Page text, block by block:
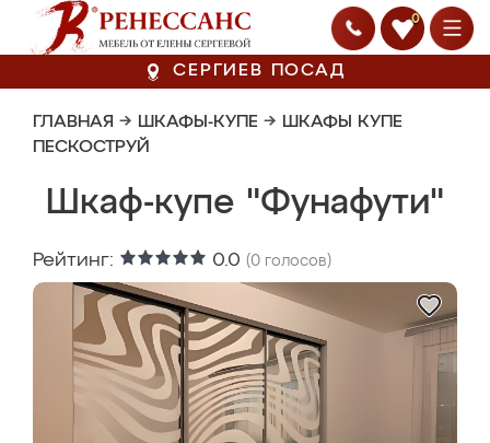
0
СЕРГИЕВ ПОСАД
ГЛАВНАЯ → ШКАФЫ-КУПЕ → ШКАФЫ КУПЕ
ПЕСКОСТРУЙ
Шкаф-купе "Фунафути"
Рейтинг: 0.0 (0 голосов)